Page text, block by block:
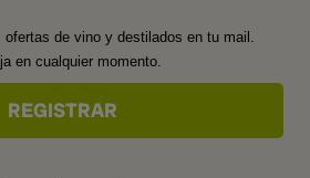
ofertas de vino y destilados en tu mail.
en cualquier momento.